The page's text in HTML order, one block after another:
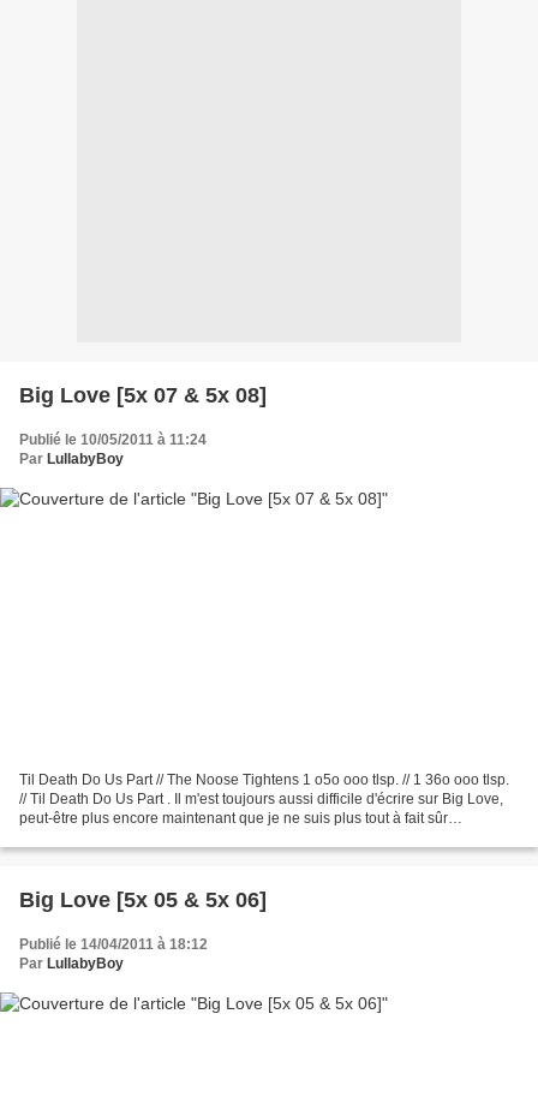
Big Love [5x 07 & 5x 08]
Publié le 10/05/2011 à 11:24
Par LullabyBoy
Til Death Do Us Part // The Noose Tightens 1 o5o ooo tlsp. // 1 36o ooo tlsp.
// Til Death Do Us Part . Il m'est toujours aussi difficile d'écrire sur Big Love,
peut-être plus encore maintenant que je ne suis plus tout à fait sûr
Big Love [5x 05 & 5x 06]
Publié le 14/04/2011 à 18:12
Par LullabyBoy